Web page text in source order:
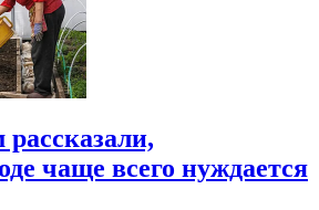
чаще всего нуждается